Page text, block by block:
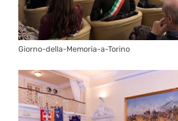
Giorno-della-Memoria-a-Torino